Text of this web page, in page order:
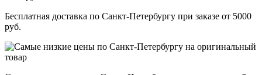
Бесплатная доставка по Санкт-Петербургу при заказе от 5000
руб.